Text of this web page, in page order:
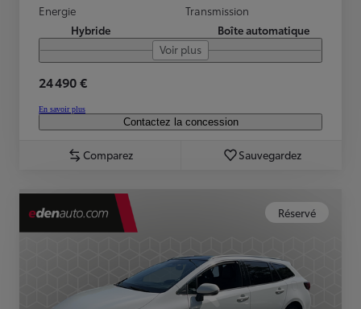
Energie
Hybride
Transmission
Boîte automatique
Voir plus
24 490 €
En savoir plus
Contactez la concession
Comparez Sauvegardez
Réservé